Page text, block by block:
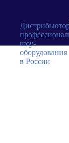
шоу-
оборудования
в России